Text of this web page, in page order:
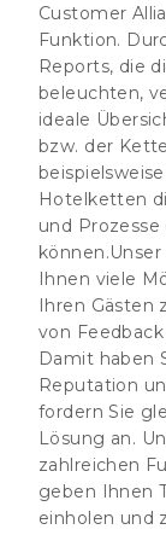
Customer
Funktion.
Reports, die
beleuchten,
ideale
bzw. der
beispielsweise
Hotelketten
und
Ihnen viele
Ihren Gästen
von
Damit haben
Reputation
fordern Sie
Lösung an.
zahlreichen
geben Ihnen
einholen und